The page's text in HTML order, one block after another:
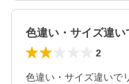
2
色違い・サイズ違いで